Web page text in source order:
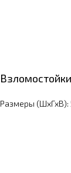
Размеры (ШхГхВ):